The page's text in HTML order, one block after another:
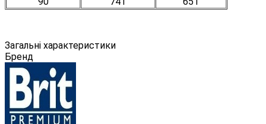
Загальні характеристики
Бренд